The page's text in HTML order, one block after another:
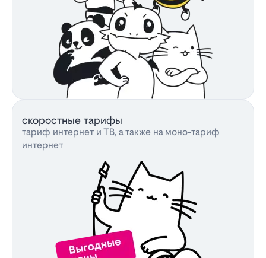
скоростные тарифы
тариф интернет и ТВ, а также на моно-тариф
интернет